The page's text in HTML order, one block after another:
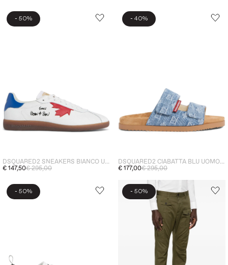
- 50%
DSQUARED2 SNEAKERS BIANCO UOMO MAPLE LEAF REBELS
€ 147,50€ 295,00
- 40%
DSQUARED2 CIABATTA BLU UOMO MONOGRAMMA
€ 177,00€ 295,00
- 50% - 50%